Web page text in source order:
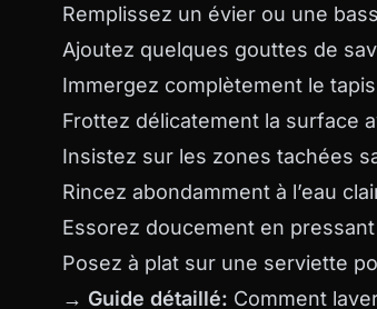
Remplissez un évier ou une
Ajoutez quelques gouttes de
Immergez complètement le
Frottez délicatement la surface
Insistez sur les zones tachées
Rincez abondamment à l’eau
Essorez doucement en
Posez à plat sur une serviette
→ Guide détaillé: Comment